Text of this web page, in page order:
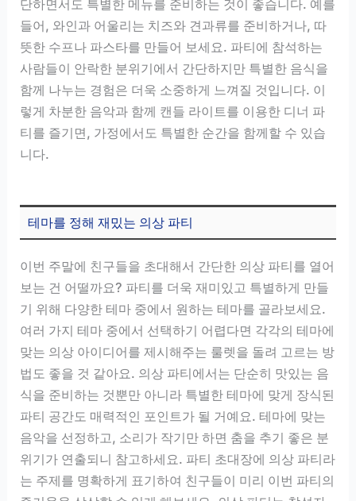
단하면서도 특별한 메뉴를 준비하는 것이 좋습니다. 예를
들어, 와인과 어울리는 치즈와 견과류를 준비하거나, 따
뜻한 수프나 파스타를 만들어 보세요. 파티에 참석하는
사람들이 안락한 분위기에서 간단하지만 특별한 음식을
함께 나누는 경험은 더욱 소중하게 느껴질 것입니다. 이
렇게 차분한 음악과 함께 캔들 라이트를 이용한 디너 파
티를 즐기면, 가정에서도 특별한 순간을 함께할 수 있습
니다.
테마를 정해 재밌는 의상 파티
이번 주말에 친구들을 초대해서 간단한 의상 파티를 열어
보는 건 어떨까요? 파티를 더욱 재미있고 특별하게 만들
기 위해 다양한 테마 중에서 원하는 테마를 골라보세요.
여러 가지 테마 중에서 선택하기 어렵다면 각각의 테마에
맞는 의상 아이디어를 제시해주는 룰렛을 돌려 고르는 방
법도 좋을 것 같아요. 의상 파티에서는 단순히 맛있는 음
식을 준비하는 것뿐만 아니라 특별한 테마에 맞게 장식된
파티 공간도 매력적인 포인트가 될 거예요. 테마에 맞는
음악을 선정하고, 소리가 작기만 하면 춤을 추기 좋은 분
위기가 연출되니 참고하세요. 파티 초대장에 의상 파티라
는 주제를 명확하게 표기하여 친구들이 미리 이번 파티의